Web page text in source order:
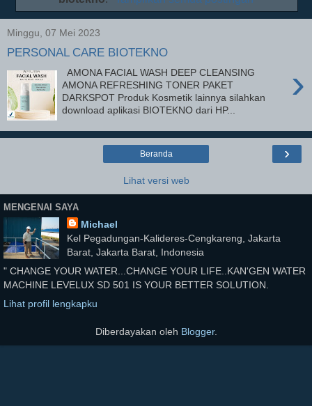
Minggu, 07 Mei 2023
PERSONAL CARE BIOTEKNO
›
AMONA FACIAL WASH DEEP CLEANSING
AMONA REFRESHING TONER PAKET
DARKSPOT Produk Kosmetik lainnya silahkan
download aplikasi BIOTEKNO dari HP...
›
Beranda
Lihat versi web
MENGENAI SAYA
Michael
Kel Pegadungan-Kalideres-Cengkareng, Jakarta
Barat, Jakarta Barat, Indonesia
" CHANGE YOUR WATER...CHANGE YOUR LIFE..KAN'GEN WATER
MACHINE LEVELUX SD 501 IS YOUR BETTER SOLUTION.
Lihat profil lengkapku
Diberdayakan oleh Blogger.